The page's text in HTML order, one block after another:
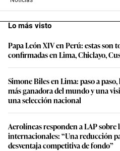
Lo más visto
Papa León XIV en Perú: estas son
confirmadas en Lima, Chiclayo,
Simone Biles en Lima: paso a
más ganadora del mundo y una
una selección nacional
Aerolíneas responden a LAP sobre
internacionales: “Una reducción
desventaja competitiva de fondo”